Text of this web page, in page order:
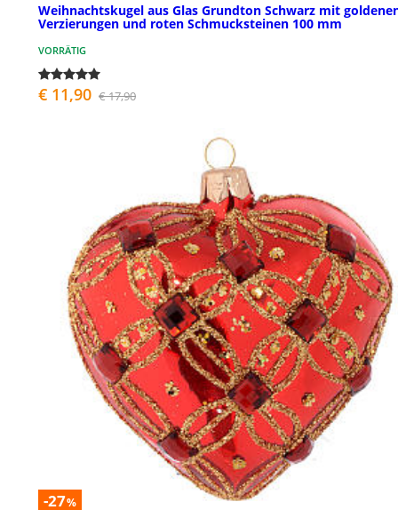
Weihnachtskugel aus Glas Grundton Schwarz mit
Verzierungen und roten Schmucksteinen 100 mm
VORRÄTIG
€ 11,90 € 17,90
-27%